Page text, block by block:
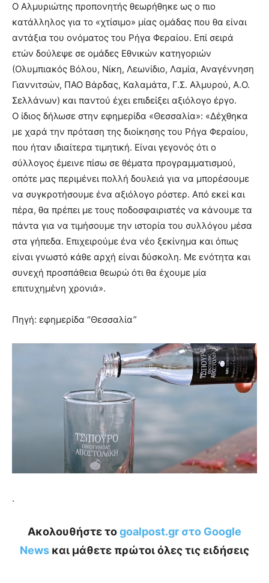
Ο Αλμυριώτης προπονητής θεωρήθηκε ως ο πιο
κατάλληλος για το «χτίσιμο» μίας ομάδας που θα είναι
αντάξια του ονόματος του Ρήγα Φεραίου. Επί σειρά
ετών δούλεψε σε ομάδες Εθνικών κατηγοριών
(Ολυμπιακός Βόλου, Νίκη, Λεωνίδιο, Λαμία, Αναγέννηση
Γιαννιτσών, ΠΑΟ Βάρδας, Καλαμάτα, Γ.Σ. Αλμυρού, Α.Ο.
Σελλάνων) και παντού έχει επιδείξει αξιόλογο έργο.
Ο ίδιος δήλωσε στην εφημερίδα «Θεσσαλία»: «Δέχθηκα
με χαρά την πρόταση της διοίκησης του Ρήγα Φεραίου,
που ήταν ιδιαίτερα τιμητική. Είναι γεγονός ότι ο
σύλλογος έμεινε πίσω σε θέματα προγραμματισμού,
οπότε μας περιμένει πολλή δουλειά για να μπορέσουμε
να συγκροτήσουμε ένα αξιόλογο ρόστερ. Από εκεί και
πέρα, θα πρέπει με τους ποδοσφαιριστές να κάνουμε τα
πάντα για να τιμήσουμε την ιστορία του συλλόγου μέσα
στα γήπεδα. Επιχειρούμε ένα νέο ξεκίνημα και όπως
είναι γνωστό κάθε αρχή είναι δύσκολη. Με ενότητα και
συνεχή προσπάθεια θεωρώ ότι θα έχουμε μία
επιτυχημένη χρονιά».
Πηγή: εφημερίδα “Θεσσαλία”
.
Ακολουθήστε τοgoalpost.gr στο Google
News και μάθετε πρώτοι όλες τις ειδήσεις